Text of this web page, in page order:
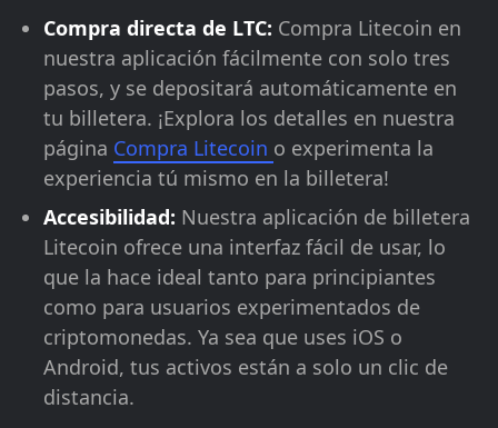
Compra directa de LTC: Compra Litecoin en
nuestra aplicación fácilmente con solo tres
pasos, y se depositará automáticamente en
tu billetera. ¡Explora los detalles en nuestra
página Compra Litecoin o experimenta la
experiencia tú mismo en la billetera!
Accesibilidad: Nuestra aplicación de billetera
Litecoin ofrece una interfaz fácil de usar, lo
que la hace ideal tanto para principiantes
como para usuarios experimentados de
criptomonedas. Ya sea que uses iOS o
Android, tus activos están a solo un clic de
distancia.